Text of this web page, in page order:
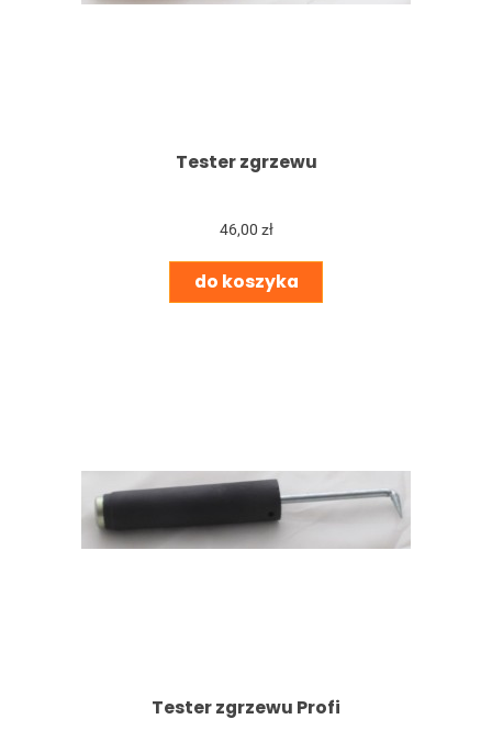
Tester zgrzewu
46,00 zł
do koszyka
Tester zgrzewu Profi